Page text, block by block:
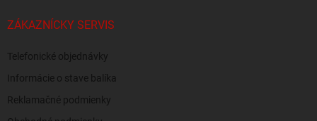
ZÁKAZNÍCKY SERVIS
Telefonické objednávky
Informácie o stave balíka
Reklamačné podmienky